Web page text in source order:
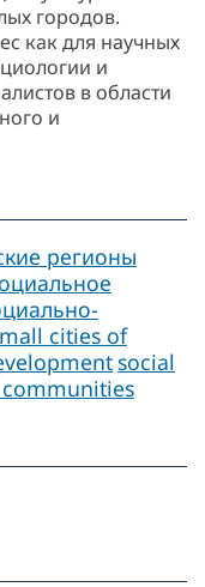
городов.
как для научных
и
в области
и
регионы
cities of
social